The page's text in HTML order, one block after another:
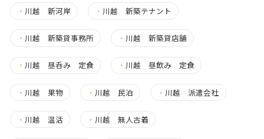
・ 川越 新河岸 ・ 川越 新築テナント
・ 川越 新築貸事務所 ・ 川越 新築貸店舗
・ 川越 昼呑み 定食 ・ 川越 昼飲み 定食
・ 川越 果物 ・ 川越 民泊 ・ 川越 派遣会社
・ 川越 温活 ・ 川越 無人古着